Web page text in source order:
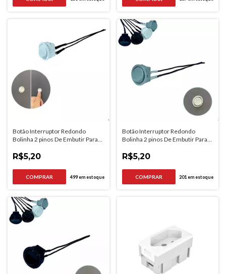
Botão Interruptor Redondo
Bolinha 2 pinos De Embutir Para
R$5,20
499em estoque
Botão Interruptor Redondo
Bolinha 2 pinos De Embutir Para
R$5,20
201 em estoque